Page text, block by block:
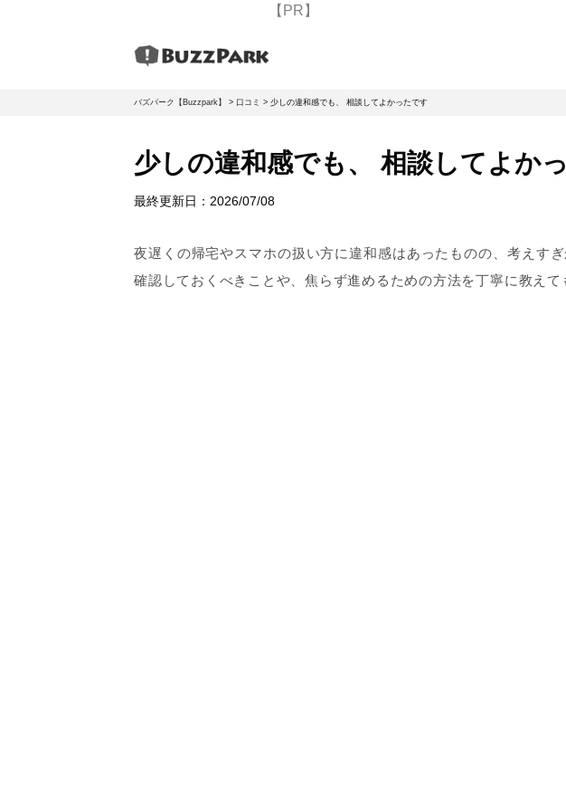
【PR】
バズパーク【Buzzpark】 > 口コミ > 少しの違和感でも、 相談してよかったです
少しの違和感でも、 相談してよか
最終更新日： 2026/07/08
夜遅くの帰宅やスマホの扱い方に違和感はあったものの、考えす
確認しておくべきことや、焦らず進めるための方法を丁寧に教え